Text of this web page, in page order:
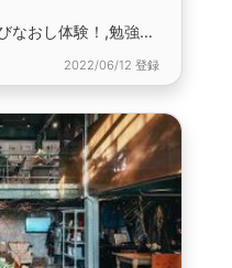
カフェで気軽に、英語の学びなおし体験！,勉強法迷子から卒業！英語の第一歩を応援,英語に自信ゼロでも大丈夫！一緒に再スタート
2022/06/12 登録